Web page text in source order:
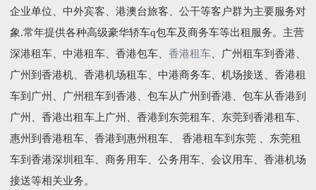
企业单位、中外宾客、港澳台旅客、公干等客户群为主要服务对
象.常年提供各种高级豪华轿车q包车及商务车等出租服务。主营
深港租车、中港租车、香港包车、 香港租车、广州租车到香港、
广州到香港机、香港机场租车、中港商务车、机场接送、香港租
车到广州、广州租车到香港、包车从广州到香港、包车从香港到
广州、香港出租车上广州、香港到东莞租车、东莞到香港租车、
惠州到香港租车、香港到惠州租车、 香港租车到东莞 、东莞租
车到香港深圳租车、商务用车、公务用车、会议用车、香港机场
接送等相关业务。